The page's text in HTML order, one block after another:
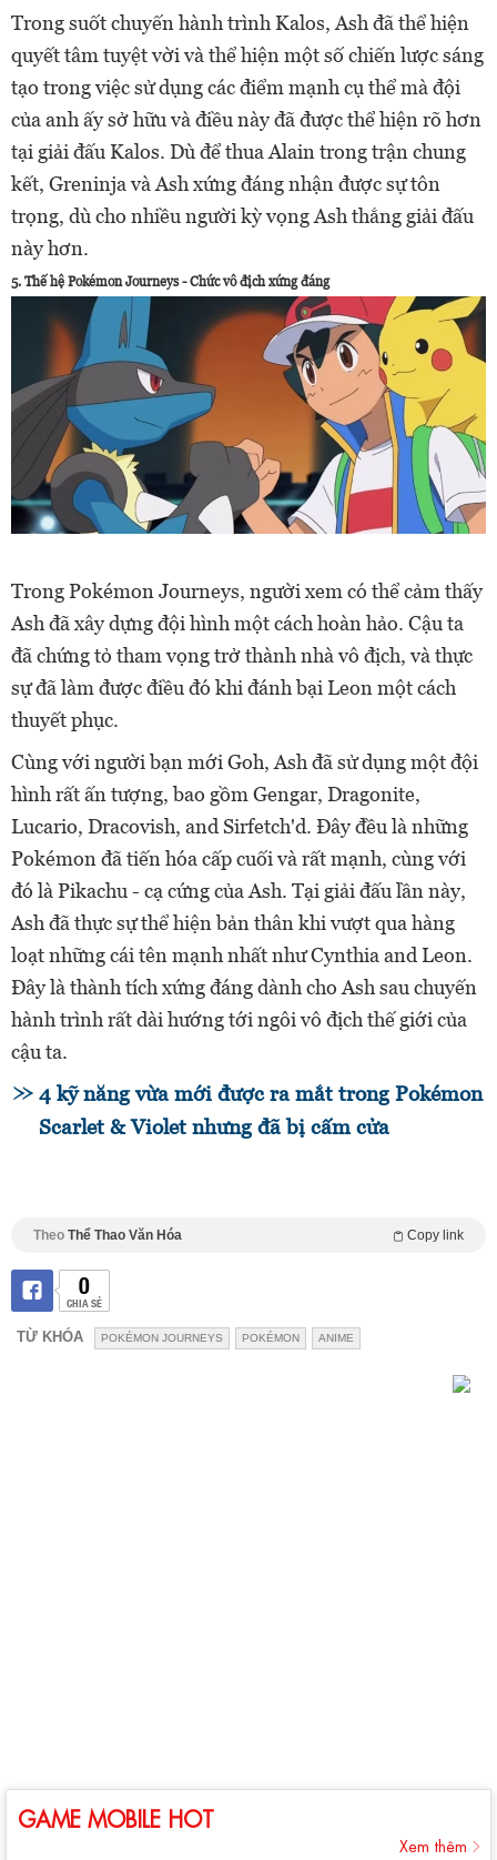
Trong suốt chuyến hành trình Kalos, Ash đã thể hiện
quyết tâm tuyệt vời và thể hiện một số chiến lược sáng
tạo trong việc sử dụng các điểm mạnh cụ thể mà đội
của anh ấy sở hữu và điều này đã được thể hiện rõ hơn
tại giải đấu Kalos. Dù để thua Alain trong trận chung
kết, Greninja và Ash xứng đáng nhận được sự tôn
trọng, dù cho nhiều người kỳ vọng Ash thắng giải đấu
này hơn.
5. Thế hệ Pokémon Journeys - Chức vô địch xứng đáng
Trong Pokémon Journeys, người xem có thể cảm thấy
Ash đã xây dựng đội hình một cách hoàn hảo. Cậu ta
đã chứng tỏ tham vọng trở thành nhà vô địch, và thực
sự đã làm được điều đó khi đánh bại Leon một cách
thuyết phục.
Cùng với người bạn mới Goh, Ash đã sử dụng một đội
hình rất ấn tượng, bao gồm Gengar, Dragonite,
Lucario, Dracovish, and Sirfetch'd. Đây đều là những
Pokémon đã tiến hóa cấp cuối và rất mạnh, cùng với
đó là Pikachu - cạ cứng của Ash. Tại giải đấu lần này,
Ash đã thực sự thể hiện bản thân khi vượt qua hàng
loạt những cái tên mạnh nhất như Cynthia and Leon.
Đây là thành tích xứng đáng dành cho Ash sau chuyến
hành trình rất dài hướng tới ngôi vô địch thế giới của
cậu ta.
4 kỹ năng vừa mới được ra mắt trong Pokémon
Scarlet & Violet nhưng đã bị cấm cửa
Theo Thể Thao Văn Hóa Copy link
0
CHIA SẺ
TỪ KHÓA POKÉMON JOURNEYS POKÉMON ANIME
GAME MOBILE HOT
Xem thêm